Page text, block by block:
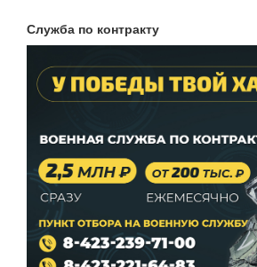
Служба по контракту